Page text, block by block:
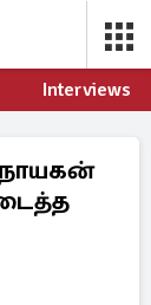
Interviews